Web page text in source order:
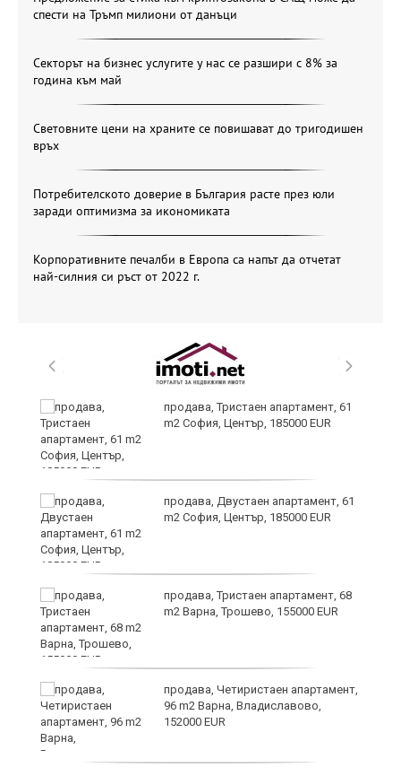
спести на Тръмп милиони от данъци
Секторът на бизнес услугите у нас се разшири с 8% за
година към май
Световните цени на храните се повишават до тригодишен
връх
Потребителското доверие в България расте през юли
заради оптимизма за икономиката
Корпоративните печалби в Европа са напът да отчетат
най-силния си ръст от 2022 г.
продава, Тристаен апартамент, 61
m2 София, Център, 185000 EUR
продава, Двустаен апартамент, 61
m2 София, Център, 185000 EUR
продава, Тристаен апартамент, 68
m2 Варна, Трошево, 155000 EUR
продава, Четиристаен апартамент,
96 m2 Варна, Владиславово,
152000 EUR